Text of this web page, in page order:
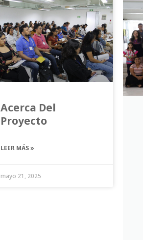
Acerca Del
Proyecto
LEER MÁS »
mayo 21, 2025